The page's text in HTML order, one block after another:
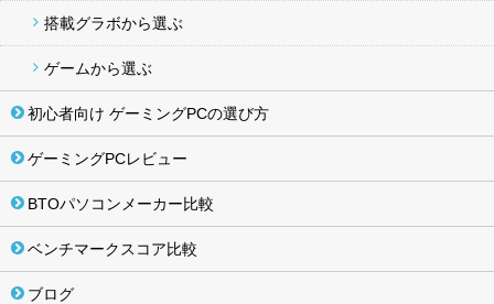
搭載グラボから選ぶ
ゲームから選ぶ
初心者向け ゲーミングPCの選び方
ゲーミングPCレビュー
BTOパソコンメーカー比較
ベンチマークスコア比較
ブログ